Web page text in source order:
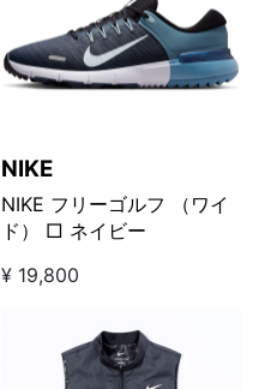
NIKE
NIKE フリーゴルフ （ワイ
ド） □ ネイビー
¥ 19,800